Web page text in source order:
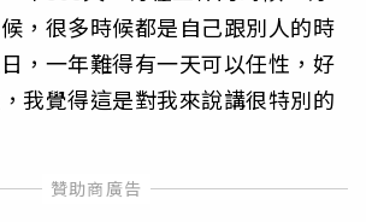
，很多時候都是自己跟別人的時
，一年難得有一天可以任性，好
我覺得這是對我來說講很特別的